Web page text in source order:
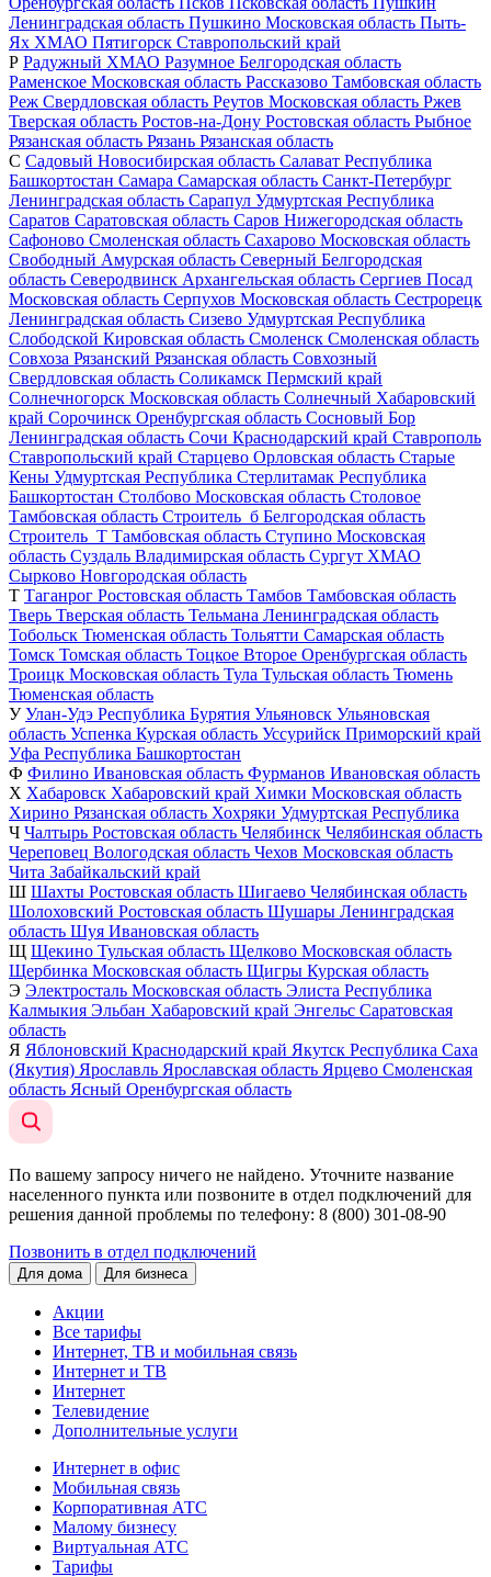
Ленинградская область Пушкино Московская область Пыть-
Ях ХМАО Пятигорск Ставропольский край
Р Радужный ХМАО Разумное Белгородская область
Раменское Московская область Рассказово Тамбовская область
Реж Свердловская область Реутов Московская область Ржев
Тверская область Ростов-на-Дону Ростовская область Рыбное
Рязанская область Рязань Рязанская область
С Садовый Новосибирская область Салават Республика
Башкортостан Самара Самарская область Санкт-Петербург
Ленинградская область Сарапул Удмуртская Республика
Саратов Саратовская область Саров Нижегородская область
Сафоново Смоленская область Сахарово Московская область
Свободный Амурская область Северный Белгородская
область Северодвинск Архангельская область Сергиев Посад
Московская область Серпухов Московская область Сестрорецк
Ленинградская область Сизево Удмуртская Республика
Слободской Кировская область Смоленск Смоленская область
Совхоза Рязанский Рязанская область Совхозный
Свердловская область Соликамск Пермский край
Солнечногорск Московская область Солнечный Хабаровский
край Сорочинск Оренбургская область Сосновый Бор
Ленинградская область Сочи Краснодарский край Ставрополь
Ставропольский край Старцево Орловская область Старые
Кены Удмуртская Республика Стерлитамак Республика
Башкортостан Столбово Московская область Столовое
Тамбовская область Строитель_б Белгородская область
Строитель_Т Тамбовская область Ступино Московская
область Суздаль Владимирская область Сургут ХМАО
Сырково Новгородская область
Т Таганрог Ростовская область Тамбов Тамбовская область
Тверь Тверская область Тельмана Ленинградская область
Тобольск Тюменская область Тольятти Самарская область
Томск Томская область Тоцкое Второе Оренбургская область
Троицк Московская область Тула Тульская область Тюмень
Тюменская область
У Улан-Удэ Республика Бурятия Ульяновск Ульяновская
область Успенка Курская область Уссурийск Приморский край
Уфа Республика Башкортостан
Ф Филино Ивановская область Фурманов Ивановская область
Х Хабаровск Хабаровский край Химки Московская область
Хирино Рязанская область Хохряки Удмуртская Республика
Ч Чалтырь Ростовская область Челябинск Челябинская область
Череповец Вологодская область Чехов Московская область
Чита Забайкальский край
Ш Шахты Ростовская область Шигаево Челябинская область
Шолоховский Ростовская область Шушары Ленинградская
область Шуя Ивановская область
Щ Щекино Тульская область Щелково Московская область
Щербинка Московская область Щигры Курская область
Э Электросталь Московская область Элиста Республика
Калмыкия Эльбан Хабаровский край Энгельс Саратовская
область
Я Яблоновский Краснодарский край Якутск Республика Саха
(Якутия) Ярославль Ярославская область Ярцево Смоленская
область Ясный Оренбургская область
По вашему запросу ничего не найдено. Уточните название
населенного пункта или позвоните в отдел подключений для
решения данной проблемы по телефону: 8 (800) 301-08-90
Позвонить в отдел подключений
Для дома Для бизнеса
Акции
Все тарифы
Интернет, ТВ и мобильная связь
Интернет и ТВ
Интернет
Телевидение
Дополнительные услуги
Интернет в офис
Мобильная связь
Корпоративная АТС
Малому бизнесу
Виртуальная АТС
Тарифы